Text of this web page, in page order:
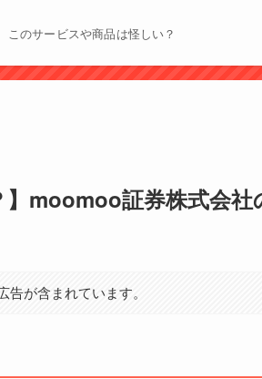
このサービスや商品は怪しい？
】moomoo証券株式会
が含まれています。